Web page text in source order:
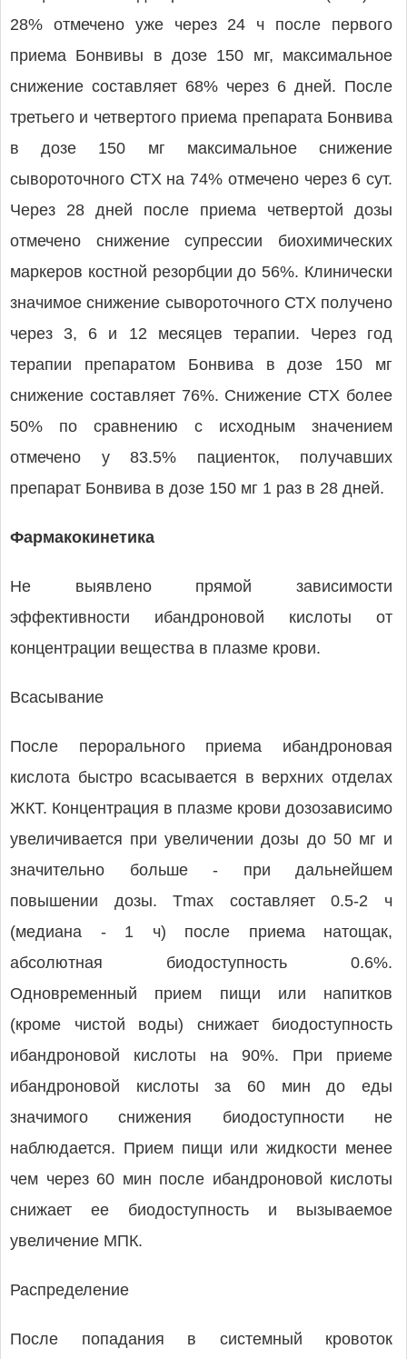
28% отмечено уже через 24 ч после первого
приема Бонвивы в дозе 150 мг, максимальное
снижение составляет 68% через 6 дней. После
третьего и четвертого приема препарата Бонвива
в дозе 150 мг максимальное снижение
сывороточного СТХ на 74% отмечено через 6 сут.
Через 28 дней после приема четвертой дозы
отмечено снижение супрессии биохимических
маркеров костной резорбции до 56%. Клинически
значимое снижение сывороточного СТХ получено
через 3, 6 и 12 месяцев терапии. Через год
терапии препаратом Бонвива в дозе 150 мг
снижение составляет 76%. Снижение СТХ более
50% по сравнению с исходным значением
отмечено у 83.5% пациенток, получавших
препарат Бонвива в дозе 150 мг 1 раз в 28 дней.
Фармакокинетика
Не выявлено прямой зависимости
эффективности ибандроновой кислоты от
концентрации вещества в плазме крови.
Всасывание
После перорального приема ибандроновая
кислота быстро всасывается в верхних отделах
ЖКТ. Концентрация в плазме крови дозозависимо
увеличивается при увеличении дозы до 50 мг и
значительно больше - при дальнейшем
повышении дозы. Тmax составляет 0.5-2 ч
(медиана - 1 ч) после приема натощак,
абсолютная биодоступность 0.6%.
Одновременный прием пищи или напитков
(кроме чистой воды) снижает биодоступность
ибандроновой кислоты на 90%. При приеме
ибандроновой кислоты за 60 мин до еды
значимого снижения биодоступности не
наблюдается. Прием пищи или жидкости менее
чем через 60 мин после ибандроновой кислоты
снижает ее биодоступность и вызываемое
увеличение МПК.
Распределение
После попадания в системный кровоток